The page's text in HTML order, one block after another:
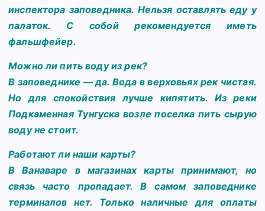
инспектора заповедника. Нельзя оставлять еду у
палаток. С собой рекомендуется иметь
фальшфейер.
Можно ли пить воду из рек?
В заповеднике — да. Вода в верховьях рек чистая.
Но для спокойствия лучше кипятить. Из реки
Подкаменная Тунгуска возле поселка пить сырую
воду не стоит.
Работают ли наши карты?
В Ванаваре в магазинах карты принимают, но
связь часто пропадает. В самом заповеднике
терминалов нет. Только наличные для оплаты